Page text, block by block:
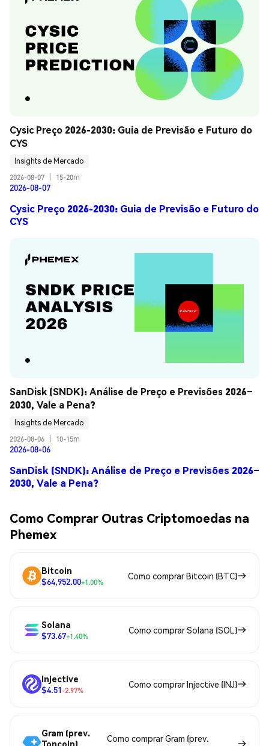
Cysic Preço 2026-2030: Guia de Previsão e Futuro do
CYS
Insights de Mercado
2026-08-07
15-20m
2026-08-07
Cysic Preço 2026-2030: Guia de Previsão e Futuro do
CYS
SanDisk (SNDK): Análise de Preço e Previsões 2026–
2030, Vale a Pena?
Insights de Mercado
2026-08-06
10-15m
2026-08-06
SanDisk (SNDK): Análise de Preço e Previsões 2026–
2030, Vale a Pena?
Como Comprar Outras Criptomoedas na
Phemex
Bitcoin
$64,952.00+1.00%
Como comprar Bitcoin (BTC)
Solana
$73.67+1.40%
Como comprar Solana (SOL)
Injective
$4.51-2.97%
Como comprar Injective (INJ)
Gram (prev.
Toncoin)
Como comprar Gram (prev.